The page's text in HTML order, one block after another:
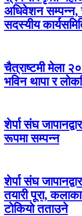
अधिवेशन सम्पन्न,
सदस्यीय
चैत्राष्टमी मेला
भविन थापा र
शेर्पा संघ
रूपमा सम्पन्न
शेर्पा संघ
तयारी पूरा,
टोकियो तताउने